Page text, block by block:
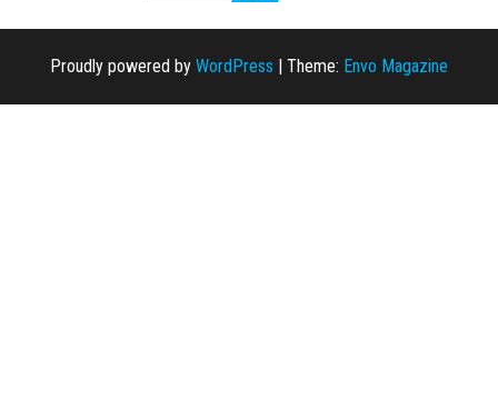
Proudly powered by WordPress Theme: Envo Magazine